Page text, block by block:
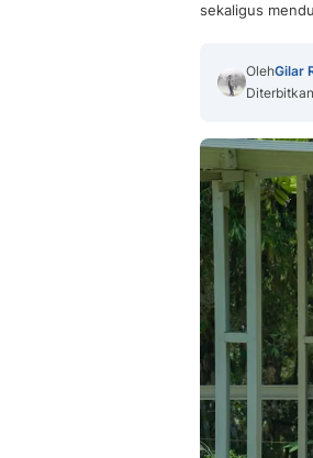
sekaligus
OlehGilar